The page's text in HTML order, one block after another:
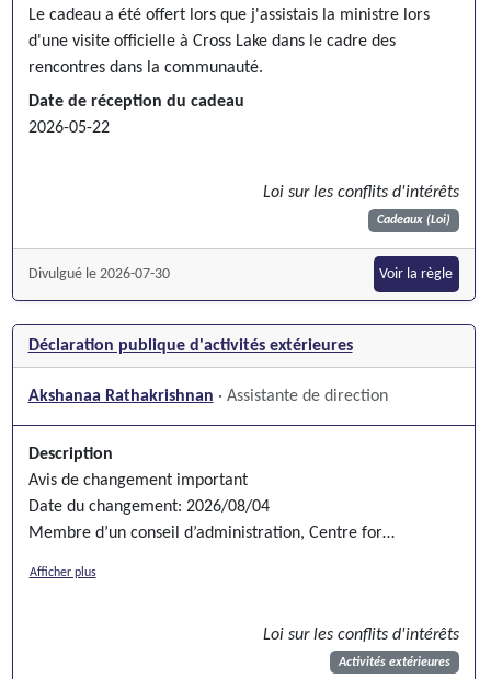
Le cadeau a été offert lors que j'assistais la ministre lors
d'une visite officielle à Cross Lake dans le cadre des
rencontres dans la communauté.
Date de réception du cadeau
2026-05-22
Loi sur les conflits d'intérêts
Cadeaux (Loi)
Divulgué le 2026-07-30 Voir la règle
Déclaration publique d'activités extérieures
Akshanaa Rathakrishnan · Assistante de direction
Description
Avis de changement important
Date du changement: 2026/08/04
Membre d’un conseil d’administration, Centre for
Afficher plus
Loi sur les conflits d'intérêts
Activités extérieures